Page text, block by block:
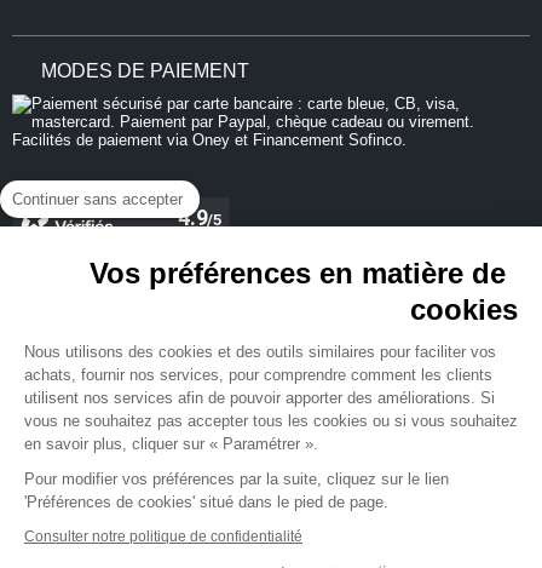
Continuer sans accepter
Vos préférences en matière de
cookies
Nous utilisons des cookies et des outils similaires pour faciliter vos
achats, fournir nos services, pour comprendre comment les clients
utilisent nos services afin de pouvoir apporter des améliorations. Si
vous ne souhaitez pas accepter tous les cookies ou si vous souhaitez
en savoir plus, cliquer sur « Paramétrer ».
Pour modifier vos préférences par la suite, cliquez sur le lien
'Préférences de cookies' situé dans le pied de page.
Consulter notre politique de confidentialité
MODES DE PAIEMENT
NEWSLETTER